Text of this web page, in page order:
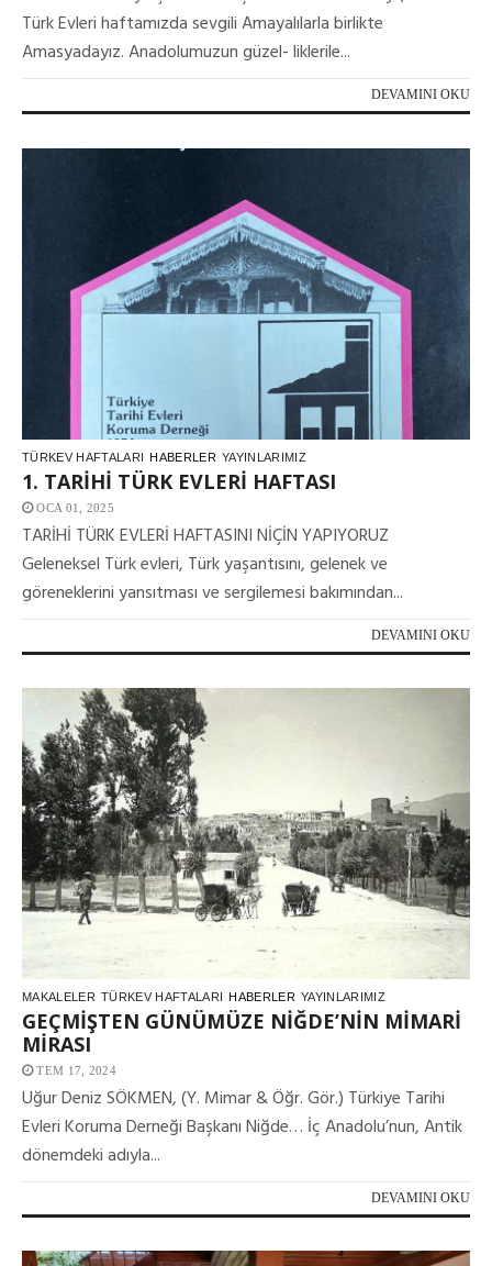
Türk Evleri haftamızda sevgili Amayalılarla birlikte
Amasyadayız. Anadolumuzun güzel- liklerile...
DEVAMINI OKU
TÜRKEV HAFTALARI HABERLER YAYINLARIMIZ
1. TARİHİ TÜRK EVLERİ HAFTASI
OCA 01, 2025
TARİHİ TÜRK EVLERİ HAFTASINI NİÇİN YAPIYORUZ
Geleneksel Türk evleri, Türk yaşantısını, gelenek ve
göreneklerini yansıtması ve sergilemesi bakımından...
DEVAMINI OKU
MAKALELER TÜRKEV HAFTALARI HABERLER YAYINLARIMIZ
GEÇMİŞTEN GÜNÜMÜZE NİĞDE’NİN MİMARİ
MİRASI
TEM 17, 2024
Uğur Deniz SÖKMEN, (Y. Mimar & Öğr. Gör.) Türkiye Tarihi
Evleri Koruma Derneği Başkanı Niğde… İç Anadolu’nun, Antik
dönemdeki adıyla...
DEVAMINI OKU